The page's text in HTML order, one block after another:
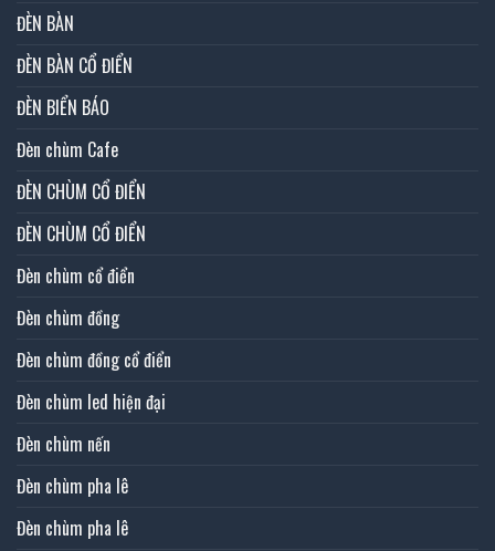
ĐÈN BÀN
ĐÈN BÀN CỔ ĐIỂN
ĐÈN BIỂN BÁO
Đèn chùm Cafe
ĐÈN CHÙM CỔ ĐIỂN
ĐÈN CHÙM CỔ ĐIỂN
Đèn chùm cổ điển
Đèn chùm đồng
Đèn chùm đồng cổ điển
Đèn chùm led hiện đại
Đèn chùm nến
Đèn chùm pha lê
Đèn chùm pha lê